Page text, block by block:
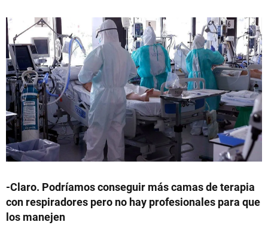
-Claro. Podríamos conseguir más camas de terapia
con respiradores pero no hay profesionales para que
los manejen